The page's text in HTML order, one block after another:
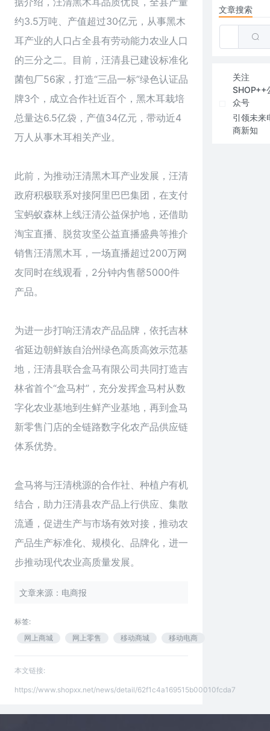
约3.5万吨、产值超过30亿元，从事黑木
耳产业的人口占全县有劳动能力农业人口
的三分之二。目前，汪清县已建设标准化
菌包厂56家，打造“三品一标”绿色认证品
牌3个，成立合作社近百个，黑木耳栽培
总量达6.5亿袋，产值34亿元，带动近4
万人从事木耳相关产业。
此前，为推动汪清黑木耳产业发展，汪清
政府积极联系对接阿里巴巴集团，在支付
宝蚂蚁森林上线汪清公益保护地，还借助
淘宝直播、脱贫攻坚公益直播盛典等推介
销售汪清黑木耳，一场直播超过200万网
友同时在线观看，2分钟内售罄5000件
产品。
为进一步打响汪清农产品品牌，依托吉林
省延边朝鲜族自治州绿色高质高效示范基
地，汪清县联合盒马有限公司共同打造吉
林省首个“盒马村”，充分发挥盒马村从数
字化农业基地到生鲜产业基地，再到盒马
新零售门店的全链路数字化农产品供应链
体系优势。
盒马将与汪清桃源的合作社、种植户有机
结合，助力汪清县农产品上行供应、集散
流通，促进生产与市场有效对接，推动农
产品生产标准化、规模化、品牌化，进一
步推动现代农业高质量发展。
文章来源：电商报
标签:
网上商城
网上零售 移动商城 移动电商
本文链接:
https://www.shopxx.net/news/detail/62f1c4a169515b00010fcda7
文章搜索
关注
SHOP++
众号
引领未来
商新知